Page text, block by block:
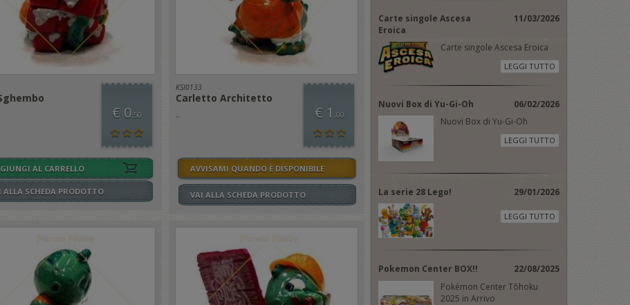
€ 0,50
AL CARRELLO
ALLA SCHEDA PRODOTTO
KSI0133
Carletto Architetto
.. € 1 ,00
AVVISAMI QUANDO È DISPONIBILE
VAI ALLA SCHEDA PRODOTTO
Carte singole Ascesa
Eroica
11/03/2026
Carte singole Ascesa Eroica
LEGGI TUTTO
Nuovi Box di Yu-Gi-Oh
06/02/2026
Nuovi Box di Yu-Gi-Oh
LEGGI TUTTO
La serie 28 Lego! 29/01/2026
LEGGI TUTTO
Pokemon Center BOX!!
22/08/2025
Pokémon Center Tōhoku
2025 in Arrivo